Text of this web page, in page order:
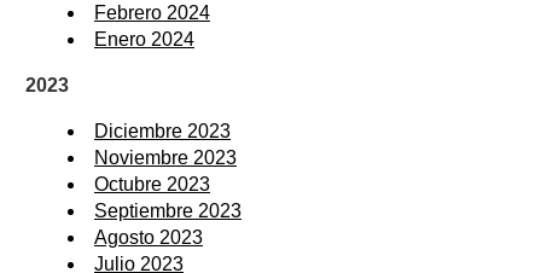
Febrero 2024
Enero 2024
2023
Diciembre 2023
Noviembre 2023
Octubre 2023
Septiembre 2023
Agosto 2023
Julio 2023